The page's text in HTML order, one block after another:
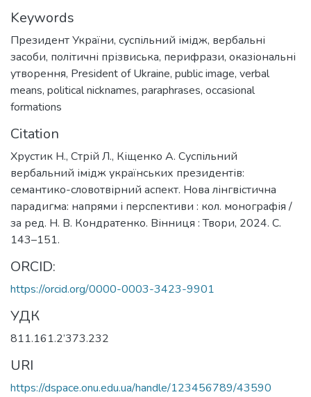
Keywords
Президент України, суспільний імідж, вербальні
засоби, політичні прізвиська, перифрази, оказіональні
утворення, President of Ukraine, public image, verbal
means, political nicknames, paraphrases, occasional
formations
Citation
Хрустик Н., Стрій Л., Кіщенко А. Суспільний
вербальний імідж українських президентів:
семантико-словотвірний аспект. Нова лінгвістична
парадигма: напрями і перспективи : кол. монографія /
за ред. Н. В. Кондратенко. Вінниця : Твори, 2024. С.
143–151.
ORCID:
https://orcid.org/0000-0003-3423-9901
УДК
811.161.2’373.232
URI
https://dspace.onu.edu.ua/handle/123456789/43590